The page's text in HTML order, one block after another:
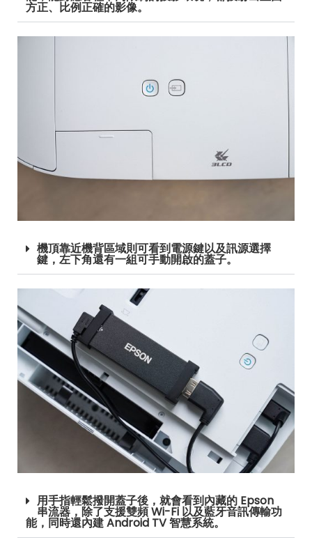
方正、比例正確的影像。
機頂靠近機背區域則可看到電源鍵以及訊源選擇
鍵，左下角還有一組可手動開啟的蓋子。
用手指輕鬆撥開蓋子後，就會看到內藏的 Epson
串流器，除了支援雙頻 Wi-Fi 以及藍牙音訊傳輸功
能，同時還內建 Android TV 智慧系統。